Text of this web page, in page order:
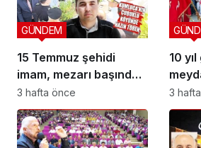
15 Temmuz şehidi
imam, mezarı başında
anıldı
GÜNDEM
3 hafta önce
10
3